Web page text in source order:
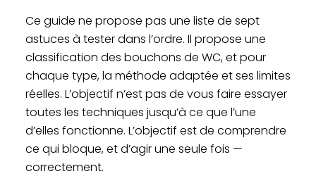
Ce guide ne propose pas une liste de sept
astuces à tester dans l’ordre. Il propose une
classification des bouchons de WC, et pour
chaque type, la méthode adaptée et ses limites
réelles. L’objectif n’est pas de vous faire essayer
toutes les techniques jusqu’à ce que l’une
d’elles fonctionne. L’objectif est de comprendre
ce qui bloque, et d’agir une seule fois —
correctement.